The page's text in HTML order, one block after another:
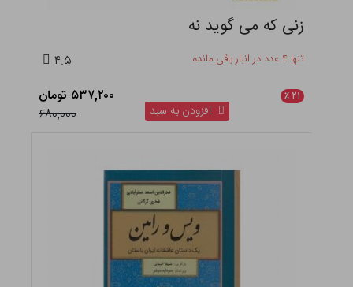
زنی که می گوید نه
تنها ۴ عدد در انبار باقی مانده ۴.۵
۲۱ ٪
۵۳۷,۲۰۰ تومان
۶۸۰,۰۰۰
افزودن به سبد